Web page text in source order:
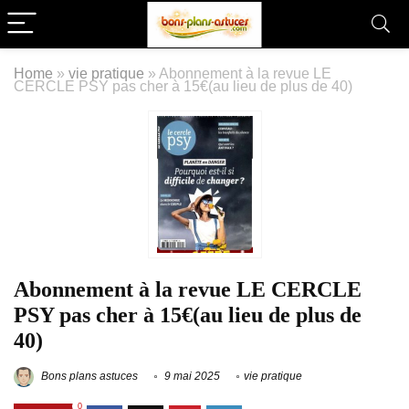
Home » vie pratique » Abonnement à la revue LE
CERCLE PSY pas cher à 15€(au lieu de plus de 40)
Abonnement à la revue LE CERCLE
PSY pas cher à 15€(au lieu de plus de
40)
Bons plans astuces 9 mai 2025 vie pratique
0